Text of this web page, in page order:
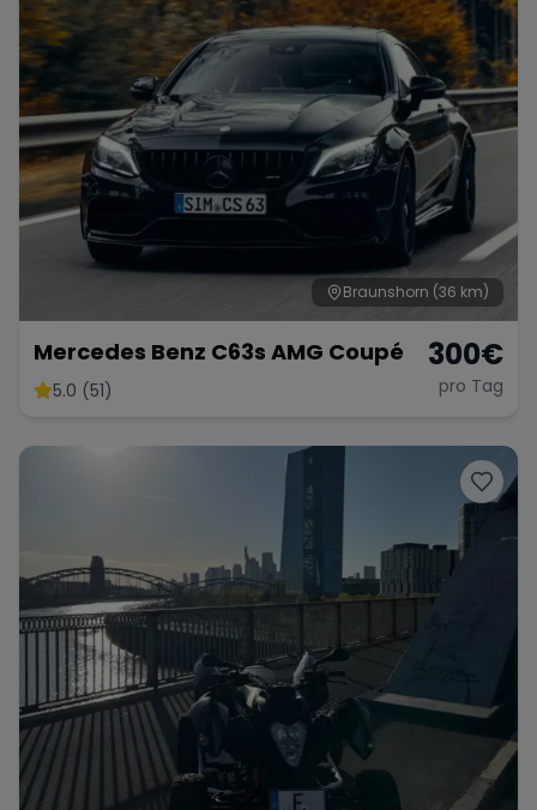
Braunshorn (36 km)
Mercedes Benz C63s AMG Coupé
5.0 (51)
300€
pro Tag